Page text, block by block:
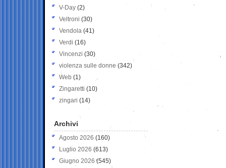
V-Day (2)
Veltroni (30)
Vendola (41)
Verdi (16)
Vincenzi (30)
violenza sulle donne (342)
Web (1)
Zingaretti (10)
zingari (14)
Archivi
Agosto 2026 (160)
Luglio 2026 (613)
Giugno 2026 (545)